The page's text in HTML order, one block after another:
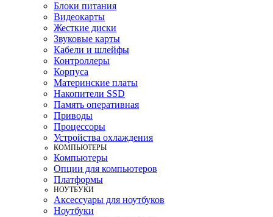
Блоки питания
Видеокарты
Жесткие диски
Звуковые карты
Кабели и шлейфы
Контроллеры
Корпуса
Материнские платы
Накопители SSD
Память оперативная
Приводы
Процессоры
Устройства охлаждения
КОМПЬЮТЕРЫ
Компьютеры
Опции для компьютеров
Платформы
НОУТБУКИ
Аксессуары для ноутбуков
Ноутбуки